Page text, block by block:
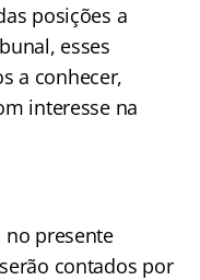
posições a
esses
a conhecer,
interesse na
no presente
contados por